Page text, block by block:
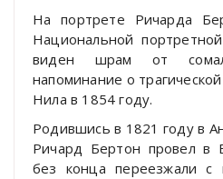
На портрете Ричарда
Национальной
виден шрам от
напоминание о
Нила в 1854 году.
Родившись в 1821 году в
Ричард Бертон провел в
без конца переезжали